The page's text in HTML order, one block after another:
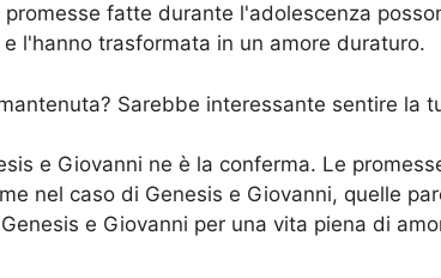
fatte durante l'adolescenza
l'hanno trasformata in un amore duraturo.
Sarebbe interessante sentire la
e Giovanni ne è la conferma. Le
nel caso di Genesis e Giovanni, quelle
e Giovanni per una vita piena di